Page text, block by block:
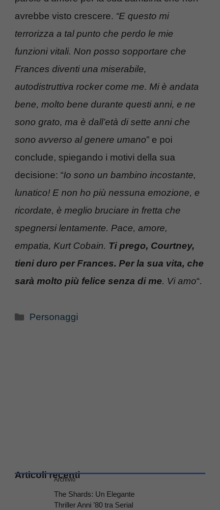
avrebbe visto crescere. “E questo mi
terrorizza a tal punto che perdo le mie
funzioni vitali. Non posso sopportare che
Frances diventi una miserabile,
autodistruttiva rocker come me. Mi è andata
bene, molto bene durante questi anni, e ne
sono grato, ma è dall’età di sette anni che
sono avverso al genere umano” e poi
conclude, spiegando i motivi della sua
decisione: “Io sono un bambino incostante,
lunatico! E non ho più nessuna emozione, e
ricordate, è meglio bruciare in fretta che
spegnersi lentamente. Pace, amore,
empatia, Kurt Cobain. Ti prego, Courtney,
tieni duro per Frances. Per la sua vita, che
sarà molto più felice senza di me. Vi amo“.
Categorie
Personaggi
Articoli recenti
Archivio
The Shards: Un Elegante
Thriller Anni ’80 tra Serial